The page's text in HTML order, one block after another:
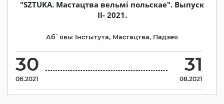
"SZTUKA. Мастацтва вельмі польскае". Выпуск
II- 2021.
30
06.2021
31
08.2021
Аб`явы Iнстытута, Мастацтва, Падзея